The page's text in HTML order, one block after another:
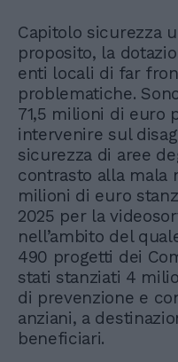
Capitolo sicurezza
proposito, la
enti locali di far
problematiche.
71,5 milioni di euro
intervenire sul
sicurezza di aree
contrasto alla mala
milioni di euro
2025 per la
nell’ambito del
490 progetti dei
stati stanziati 4
di prevenzione e
anziani, a
beneficiari.